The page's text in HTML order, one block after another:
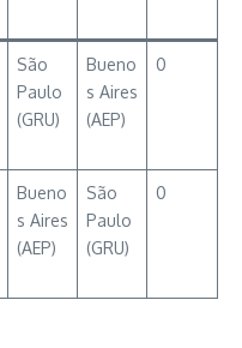
São
Paulo
(GRU)
Bueno
s Aires
(AEP)
0
Bueno
s Aires
(AEP)
São
Paulo
(GRU)
0